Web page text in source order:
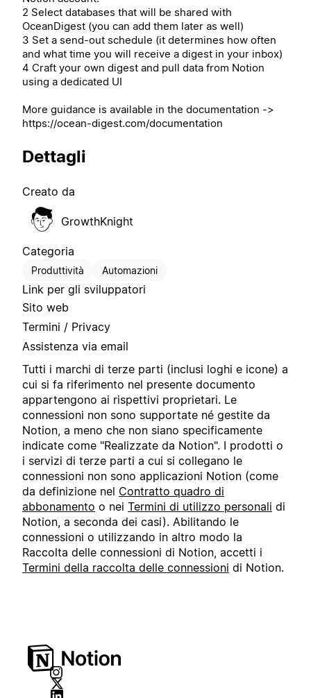
2 Select databases that will be shared with
OceanDigest (you can add them later as well)
3 Set a send-out schedule (it determines how often
and what time you will receive a digest in your inbox)
4 Craft your own digest and pull data from Notion
using a dedicated UI
More guidance is available in the documentation ->
https://ocean-digest.com/documentation
Dettagli
Creato da
GrowthKnight
Categoria
Produttività Automazioni
Link per gli sviluppatori
Sito web
Termini / Privacy
Assistenza via email
Tutti i marchi di terze parti (inclusi loghi e icone) a
cui si fa riferimento nel presente documento
appartengono ai rispettivi proprietari. Le
connessioni non sono supportate né gestite da
Notion, a meno che non siano specificamente
indicate come "Realizzate da Notion". I prodotti o
i servizi di terze parti a cui si collegano le
connessioni non sono applicazioni Notion (come
da definizione nel Contratto quadro di
abbonamento o nei Termini di utilizzo personali di
Notion, a seconda dei casi). Abilitando le
connessioni o utilizzando in altro modo la
Raccolta delle connessioni di Notion, accetti i
Termini della raccolta delle connessioni di Notion.